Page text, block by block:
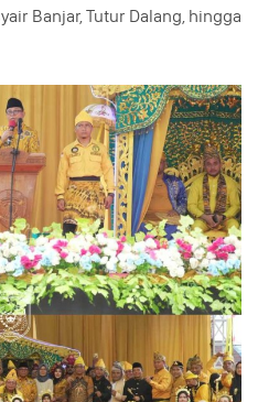
Banjar, Tutur Dalang, hingga